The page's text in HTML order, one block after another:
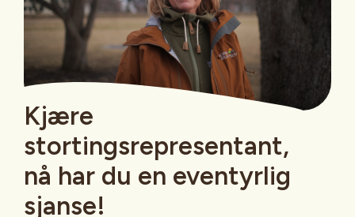
Kjære
stortingsrepresentant,
nå har du en eventyrlig
sjanse!